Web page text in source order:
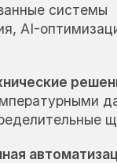
системы
AI-